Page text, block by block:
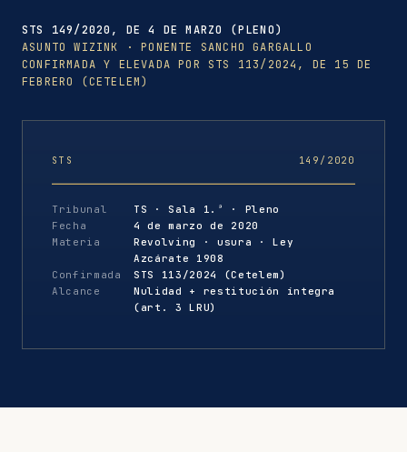
STS 149/2020, DE 4 DE MARZO (PLENO)
ASUNTO WIZINK · PONENTE SANCHO GARGALLO
CONFIRMADA Y ELEVADA POR STS 113/2024, DE 15 DE
FEBRERO (CETELEM)
STS 149/2020
Tribunal
TS · Sala 1.ª · Pleno
Fecha
4 de marzo de 2020
Materia
Revolving · usura · Ley
Azcárate 1908
Confirmada
STS 113/2024 (Cetelem)
Alcance
Nulidad + restitución íntegra
(art. 3 LRU)